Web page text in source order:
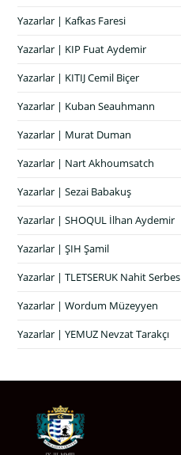
Yazarlar | Kafkas Faresi
Yazarlar | KIP Fuat Aydemir
Yazarlar | KITIJ Cemil Biçer
Yazarlar | Kuban Seauhmann
Yazarlar | Murat Duman
Yazarlar | Nart Akhoumsatch
Yazarlar | Sezai Babakuş
Yazarlar | SHOQUL İlhan Aydemir
Yazarlar | ŞIH Şamil
Yazarlar | TLETSERUK Nahit Serbes
Yazarlar | Wordum Müzeyyen
Yazarlar | YEMUZ Nevzat Tarakçı